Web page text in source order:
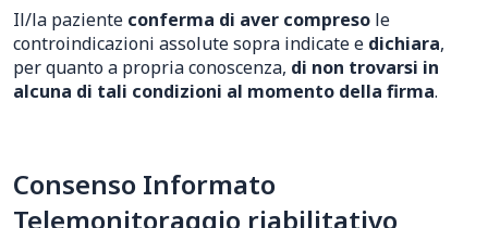
Il/la paziente conferma di aver compreso le
controindicazioni assolute sopra indicate e dichiara,
per quanto a propria conoscenza, di non trovarsi in
alcuna di tali condizioni al momento della firma.
Consenso Informato
Telemonitoraggio riabilitativo